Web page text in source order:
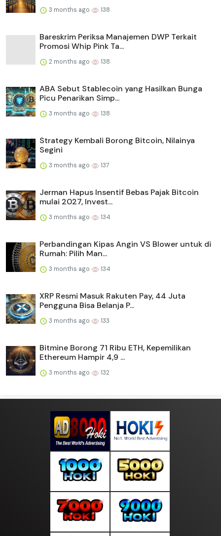
3 months ago 138
Bareskrim Periksa Manajemen DWP Terkait
Promosi Whip Pink Ta...
2 months ago 138
ABA Sebut Stablecoin yang Hasilkan Bunga
Picu Penarikan Simp...
3 months ago 138
Strategy Kembali Borong Bitcoin, Nilainya
Segini
3 months ago 137
Jerman Hapus Insentif Bebas Pajak Bitcoin
mulai 2027, Invest...
3 months ago 134
Perbandingan Kipas Angin VS Blower untuk di
Rumah: Pilih Man...
3 months ago 134
XRP Resmi Masuk Rakuten Pay, 44 Juta
Pengguna Bisa Belanja P...
3 months ago 133
Bitmine Borong 71 Ribu ETH, Kepemilikan
Ethereum Hampir 4,9 ...
3 months ago 132